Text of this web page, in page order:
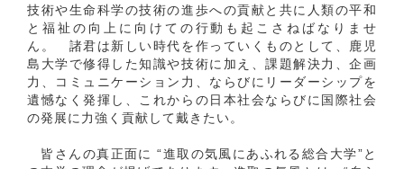
技術や生命科学の技術の進歩への貢献と共に人類の平和
と福祉の向上に向けての行動も起こさねばなりませ
ん。 諸君は新しい時代を作っていくものとして、鹿児
島大学で修得した知識や技術に加え、課題解決力、企画
力、コミュニケーション力、ならびにリーダーシップを
遺憾なく発揮し、これからの日本社会ならびに国際社会
の発展に力強く貢献して戴きたい。
皆さんの真正面に “進取の気風にあふれる総合大学”と